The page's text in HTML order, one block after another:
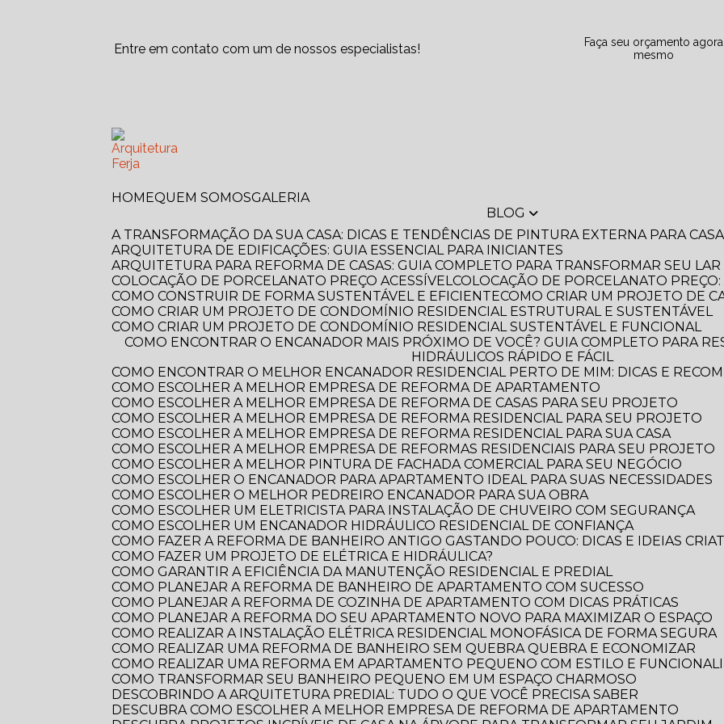
Entre em contato com um de nossos especialistas!
Faça seu orçamento agora
mesmo
HOME QUEM SOMOS
GALERIA
BLOG
A TRANSFORMAÇÃO DA SUA CASA: DICAS E TENDÊNCIAS DE PINTURA EXTERNA PARA
ARQUITETURA DE EDIFICAÇÕES: GUIA ESSENCIAL PARA INICIANTES
ARQUITETURA PARA REFORMA DE CASAS: GUIA COMPLETO PARA TRANSFORMAR SEU LAR
COLOCAÇÃO DE PORCELANATO PREÇO ACESSÍVEL COLOCAÇÃO DE PORCELANATO
COMO CONSTRUIR DE FORMA SUSTENTÁVEL E EFICIENTE COMO CRIAR UM PROJETO DE
COMO CRIAR UM PROJETO DE CONDOMÍNIO RESIDENCIAL ESTRUTURAL E SUSTENTÁVEL
COMO CRIAR UM PROJETO DE CONDOMÍNIO RESIDENCIAL SUSTENTÁVEL E FUNCIONAL
COMO ENCONTRAR O ENCANADOR MAIS PRÓXIMO DE VOCÊ? GUIA COMPLETO PARA RESOLVER SEUS PROBLEMAS
HIDRÁULICOS RÁPIDO E FÁCIL
COMO ENCONTRAR O MELHOR ENCANADOR RESIDENCIAL PERTO DE MIM: DICAS E
COMO ESCOLHER A MELHOR EMPRESA DE REFORMA DE APARTAMENTO
COMO ESCOLHER A MELHOR EMPRESA DE REFORMA DE CASAS PARA SEU PROJETO
COMO ESCOLHER A MELHOR EMPRESA DE REFORMA RESIDENCIAL PARA SEU PROJETO
COMO ESCOLHER A MELHOR EMPRESA DE REFORMA RESIDENCIAL PARA SUA CASA
COMO ESCOLHER A MELHOR EMPRESA DE REFORMAS RESIDENCIAIS PARA SEU PROJETO
COMO ESCOLHER A MELHOR PINTURA DE FACHADA COMERCIAL PARA SEU NEGÓCIO
COMO ESCOLHER O ENCANADOR PARA APARTAMENTO IDEAL PARA SUAS NECESSIDADES
COMO ESCOLHER O MELHOR PEDREIRO ENCANADOR PARA SUA OBRA
COMO ESCOLHER UM ELETRICISTA PARA INSTALAÇÃO DE CHUVEIRO COM SEGURANÇA
COMO ESCOLHER UM ENCANADOR HIDRÁULICO RESIDENCIAL DE CONFIANÇA
COMO FAZER A REFORMA DE BANHEIRO ANTIGO GASTANDO POUCO: DICAS E IDEIAS
COMO FAZER UM PROJETO DE ELÉTRICA E HIDRÁULICA?
COMO GARANTIR A EFICIÊNCIA DA MANUTENÇÃO RESIDENCIAL E PREDIAL
COMO PLANEJAR A REFORMA DE BANHEIRO DE APARTAMENTO COM SUCESSO
COMO PLANEJAR A REFORMA DE COZINHA DE APARTAMENTO COM DICAS PRÁTICAS
COMO PLANEJAR A REFORMA DO SEU APARTAMENTO NOVO PARA MAXIMIZAR O ESPAÇO
COMO REALIZAR A INSTALAÇÃO ELÉTRICA RESIDENCIAL MONOFÁSICA DE FORMA SEGURA
COMO REALIZAR UMA REFORMA DE BANHEIRO SEM QUEBRA QUEBRA E ECONOMIZAR
COMO REALIZAR UMA REFORMA EM APARTAMENTO PEQUENO COM ESTILO E
COMO TRANSFORMAR SEU BANHEIRO PEQUENO EM UM ESPAÇO CHARMOSO
DESCOBRINDO A ARQUITETURA PREDIAL: TUDO O QUE VOCÊ PRECISA SABER
DESCUBRA COMO ESCOLHER A MELHOR EMPRESA DE REFORMA DE APARTAMENTO